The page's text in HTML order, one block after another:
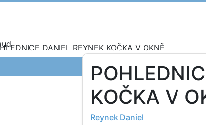
DANIEL REYNEK KOČKA V OKNĚ
KOČKA V
Reynek Daniel